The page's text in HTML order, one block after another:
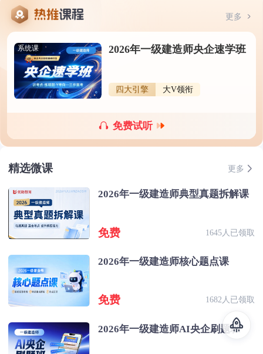
更多
系统课 2026年一级建造师央企速学班
四大引擎 大V领衔
免费试听
精选微课 更多
2026年一级建造师典型真题拆解课
免费 1645人已领取
2026年一级建造师核心题点课
免费 1682人已领取
2026年一级建造师AI央企刷题班